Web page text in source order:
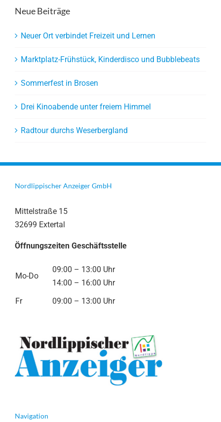
Neue Beiträge
Neuer Ort verbindet Freizeit und Lernen
Marktplatz-Frühstück, Kinderdisco und Bubblebeats
Sommerfest in Brosen
Drei Kinoabende unter freiem Himmel
Radtour durchs Weserbergland
Nordlippischer Anzeiger GmbH
Mittelstraße 15
32699 Extertal
Öffnungszeiten Geschäftsstelle
Mo-Do
09:00 – 13:00 Uhr
14:00 – 16:00 Uhr
Fr
09:00 – 13:00 Uhr
Navigation